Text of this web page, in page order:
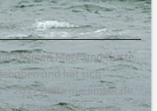
Themen Meer und Küste.
und hat sich
2019 hatte meinmeer.de
Lebensgefühl – und